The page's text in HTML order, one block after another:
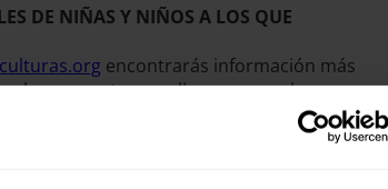
DE NIÑAS Y NIÑOS A LOS QUE
encontrarás información más
los proyectos que llevamos a cabo y